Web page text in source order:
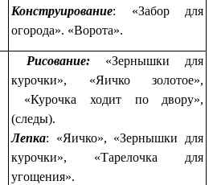
Конструирование:
«Забор для
огорода». «Ворота».
Рисование: «Зернышки для
курочки», «Яичко золотое»,
«Курочка ходит по двору»,
(следы).
Лепка: «Яичко», «Зернышки для
курочки», «Тарелочка для
угощения».